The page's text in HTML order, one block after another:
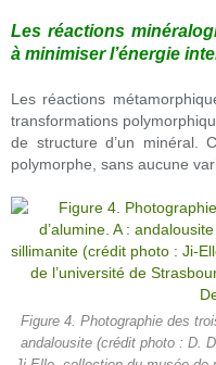
Les réactions
à minimiser l’énergie
Les réactions
transformations
de structure d’un minéral.
polymorphe, sans aucune
Figure 4. Photographie des
andalousite (crédit photo : D.